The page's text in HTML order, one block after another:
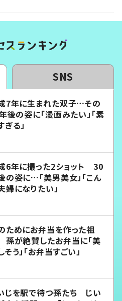
SNS
7年に生まれた双子…その
後の姿に「漫画みたい」「素
ぎる」
6年に撮った2ショット 30
の姿に…「美男美女」「こん
婦になりたい」
ためにお弁当を作った祖
が絶賛したお弁当に「美
そう」「お弁当すごい」
じを駅で待つ孫たち じい